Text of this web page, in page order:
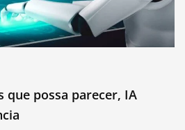
que possa parecer, IA